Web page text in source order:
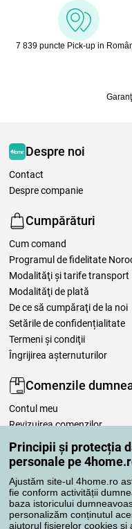
Principii și protecția
personale pe
Ajustăm site-ul 4home.ro
fie conform activității
baza istoricului
personalizăm conținutul
ajutorul fișierelor cookies și
7 839 puncte Pick-up in
Despre noi
Contact
Despre companie
Cumpărături
Cum comand
Programul de fidelitate
Modalităţi şi tarife transport
Modalităţi de plată
De ce să cumpăraţi de la noi
Setările de confidențialitate
Termeni şi condiţii
Îngrijirea așternuturilor
Comenzile
Contul meu
Revizuirea comenzilor
Reclamaţii
Retragere de la contract
Regulile de procesare a
Metode de